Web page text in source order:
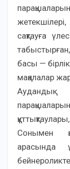
сақтауға
басы —
мақалалар
Сонымен
арасында